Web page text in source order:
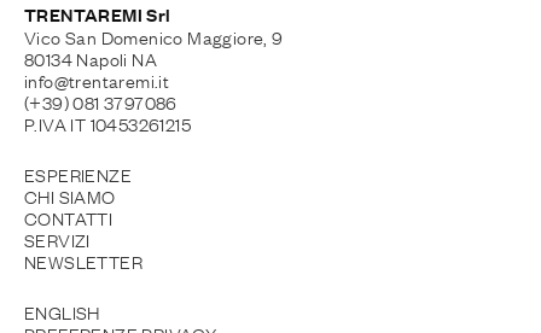
TRENTAREMI Srl
Vico San Domenico Maggiore, 9
80134 Napoli NA
info@trentaremi.it
(+39) 081 3797086
P.IVA IT 10453261215
ESPERIENZE
CHI SIAMO
CONTATTI
SERVIZI
NEWSLETTER
ENGLISH